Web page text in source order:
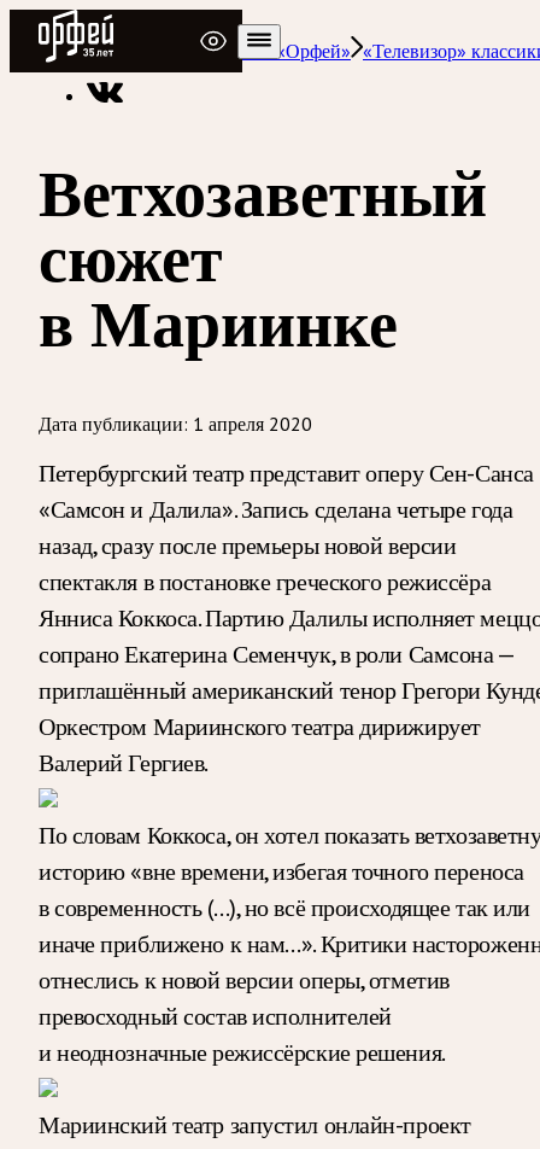
Радио Орфей
Радио классической музыки «Орфей» «Телевизор»
Ветхозаветный
сюжет
в Мариинке
Дата публикации: 1 апреля 2020
Петербургский театр представит оперу Сен-Санса
«Самсон и Далила». Запись сделана четыре года
назад, сразу после премьеры новой версии
спектакля в постановке греческого режиссёра
Янниса Коккоса. Партию Далилы исполняет
сопрано Екатерина Семенчук, в роли Самсона —
приглашённый американский тенор Грегори
Оркестром Мариинского театра дирижирует
Валерий Гергиев.
По словам Коккоса, он хотел показать
историю «вне времени, избегая точного переноса
в современность (…), но всё происходящее так или
иначе приближено к нам…». Критики
отнеслись к новой версии оперы, отметив
превосходный состав исполнителей
и неоднозначные режиссёрские решения.
Мариинский театр запустил онлайн-проект